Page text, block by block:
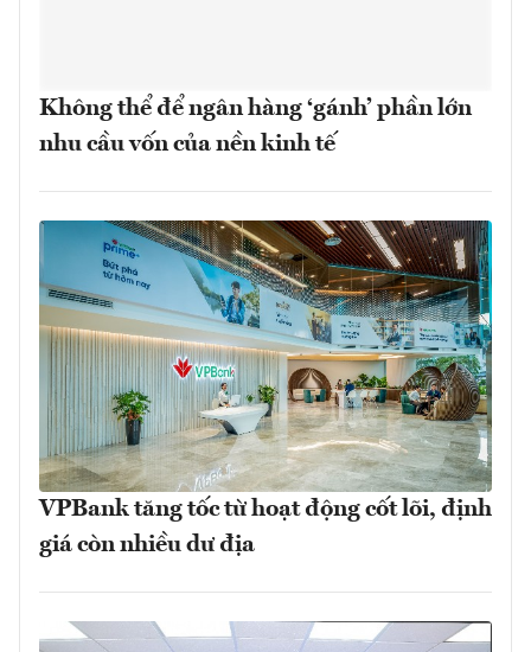
Không thể để ngân hàng ‘gánh’ phần lớn
nhu cầu vốn của nền kinh tế
VPBank tăng tốc từ hoạt động cốt lõi, định
giá còn nhiều dư địa